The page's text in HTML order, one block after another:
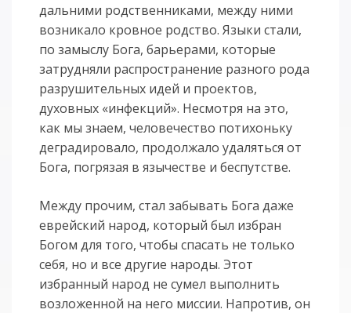
дальними родственниками, между ними
возникало кровное родство. Языки стали,
по замыслу Бога, барьерами, которые
затрудняли распространение разного рода
разрушительных идей и проектов,
духовных «инфекций». Несмотря на это,
как мы знаем, человечество потихоньку
деградировало, продолжало удаляться от
Бога, погрязая в язычестве и беспутстве.
Между прочим, стал забывать Бога даже
еврейский народ, который был избран
Богом для того, чтобы спасать не только
себя, но и все другие народы. Этот
избранный народ не сумел выполнить
возложенной на него миссии. Напротив, он